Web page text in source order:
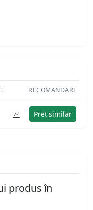
RECOMANDARE
Preț similar
produs în